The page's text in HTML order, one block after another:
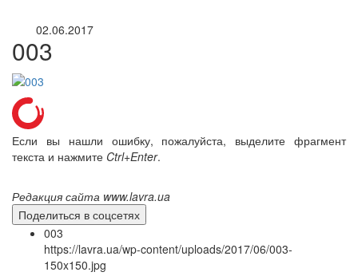
02.06.2017
003
Если вы нашли ошибку, пожалуйста, выделите фрагмент
текста и нажмите Ctrl+Enter.
Редакция сайта www.lavra.ua
Поделиться в соцсетях
003
https://lavra.ua/wp-content/uploads/2017/06/003-
150x150.jpg